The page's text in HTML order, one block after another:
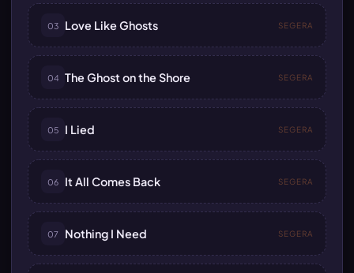
03 Love Like Ghosts SEGERA
04 The Ghost on the Shore SEGERA
05 I Lied SEGERA
06 It All Comes Back SEGERA
07 Nothing I Need SEGERA